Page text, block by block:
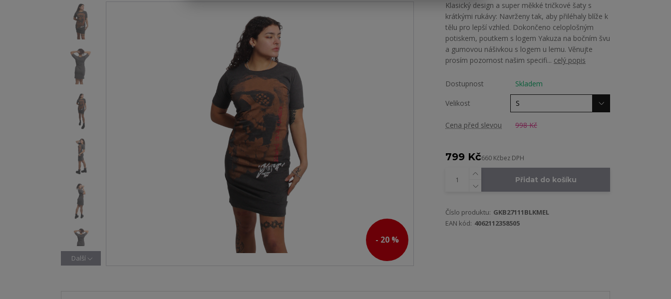
- 20 %
Další
Klasický design a super měkké tričkové šaty s
krátkými rukávy: Navrženy tak, aby přiléhaly blíže k
tělu pro lepší vzhled. Dokončeno celoplošným
potiskem, poutkem s logem Yakuza na bočním švu
a gumovou nášivkou s logem u lemu. Věnujte
prosím pozornost našim specifi... celý popis
Dostupnost Skladem
Velikost
Cena před slevou 998 Kč
799 Kč660 Kčbez DPH
Přidat do košíku
Číslo produktu: GKB27111BLKMEL
EAN kód: 4062112358505